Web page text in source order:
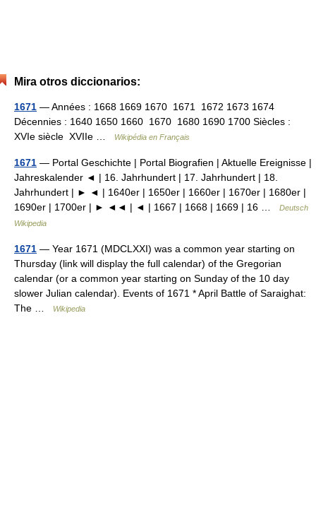
Mira otros diccionarios:
1671 — Années : 1668 1669 1670 1671 1672 1673 1674
Décennies : 1640 1650 1660 1670 1680 1690 1700 Siècles :
XVIe siècle XVIIe …
Wikipédia en Français
1671 — Portal Geschichte | Portal Biografien | Aktuelle Ereignisse |
Jahreskalender ◄ | 16. Jahrhundert | 17. Jahrhundert | 18.
Jahrhundert | ► ◄ | 1640er | 1650er | 1660er | 1670er | 1680er |
1690er | 1700er | ► ◄◄ | ◄ | 1667 | 1668 | 1669 | 16 …
Deutsch
Wikipedia
1671 — Year 1671 (MDCLXXI) was a common year starting on
Thursday (link will display the full calendar) of the Gregorian
calendar (or a common year starting on Sunday of the 10 day
slower Julian calendar). Events of 1671 * April Battle of Saraighat:
The …
Wikipedia